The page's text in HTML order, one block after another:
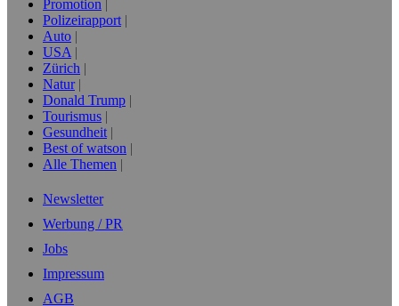
Promotion
Polizeirapport
Auto
USA
Zürich
Natur
Donald Trump
Tourismus
Gesundheit
Best of watson
Alle Themen
Newsletter
Werbung / PR
Jobs
Impressum
AGB